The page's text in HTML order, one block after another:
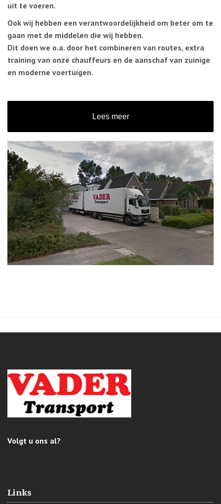
uit te voeren.
Ook wij hebben een verantwoordelijkheid om beter om te
gaan met de middelen die wij hebben.
Dit doen we o.a. door het combineren van routes, extra
training van onze chauffeurs en de aanschaf van zuinige
en moderne voertuigen.
Lees meer
Volgt u ons al?
Links